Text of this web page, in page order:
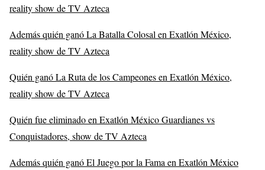
reality show de TV Azteca
Además quién ganó La Batalla Colosal en Exatlón México,
reality show de TV Azteca
Quién ganó La Ruta de los Campeones en Exatlón México,
reality show de TV Azteca
Quién fue eliminado en Exatlón México Guardianes vs
Conquistadores, show de TV Azteca
Además quién ganó El Juego por la Fama en Exatlón México